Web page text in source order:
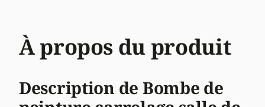
À propos du produit
Description de Bombe de